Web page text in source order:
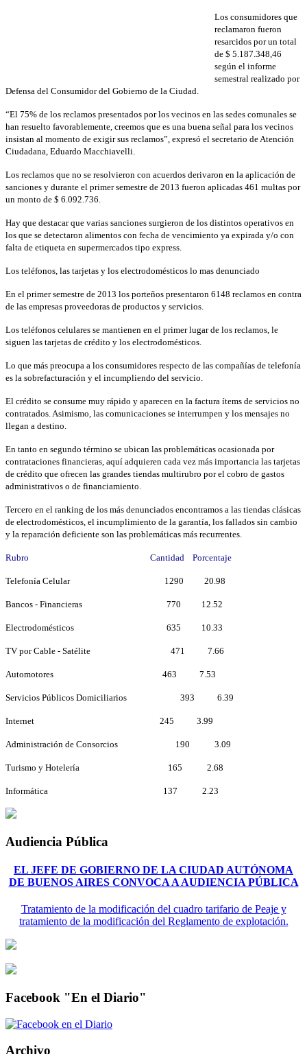
Los consumidores que
reclamaron fueron
resarcidos por un total
de $ 5.187.348,46
según el informe
semestral realizado por
Defensa del Consumidor del Gobierno de la Ciudad.
“El 75% de los reclamos presentados por los vecinos en las sedes comunales se
han resuelto favorablemente, creemos que es una buena señal para los vecinos
insistan al momento de exigir sus reclamos”, expresó el secretario de Atención
Ciudadana, Eduardo Macchiavelli.
Los reclamos que no se resolvieron con acuerdos derivaron en la aplicación de
sanciones y durante el primer semestre de 2013 fueron aplicadas 461 multas por
un monto de $ 6.092.736.
Hay que destacar que varias sanciones surgieron de los distintos operativos en
los que se detectaron alimentos con fecha de vencimiento ya expirada y/o con
falta de etiqueta en supermercados tipo express.
Los teléfonos, las tarjetas y los electrodomésticos lo mas denunciado
En el primer semestre de 2013 los porteños presentaron 6148 reclamos en contra
de las empresas proveedoras de productos y servicios.
Los teléfonos celulares se mantienen en el primer lugar de los reclamos, le
siguen las tarjetas de crédito y los electrodomésticos.
Lo que más preocupa a los consumidores respecto de las compañías de telefonía
es la sobrefacturación y el incumpliendo del servicio.
El crédito se consume muy rápido y aparecen en la factura ítems de servicios no
contratados. Asimismo, las comunicaciones se interrumpen y los mensajes no
llegan a destino.
En tanto en segundo término se ubican las problemáticas ocasionada por
contrataciones financieras, aquí adquieren cada vez más importancia las tarjetas
de crédito que ofrecen las grandes tiendas multirubro por el cobro de gastos
administrativos o de financiamiento.
Tercero en el ranking de los más denunciados encontramos a las tiendas clásicas
de electrodomésticos, el incumplimiento de la garantía, los fallados sin cambio
y la reparación deficiente son las problemáticas más recurrentes.
Rubro Cantidad Porcentaje
Telefonía Celular 1290 20.98
Bancos - Financieras 770 12.52
Electrodomésticos 635 10.33
TV por Cable - Satélite 471 7.66
Automotores 463 7.53
Servicios Públicos Domiciliarios 393 6.39
Internet 245 3.99
Administración de Consorcios 190 3.09
Turismo y Hotelería 165 2.68
Informática 137 2.23
Audiencia Pública
EL JEFE DE GOBIERNO DE LA CIUDAD AUTÓNOMA
DE BUENOS AIRES CONVOCA A AUDIENCIA PÚBLICA
Tratamiento de la modificación del cuadro tarifario de Peaje y
tratamiento de la modificación del Reglamento de explotación.
Facebook "En el Diario"
Archivo